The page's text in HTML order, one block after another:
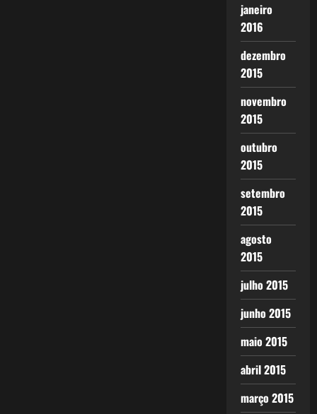
janeiro
2016
dezembro
2015
novembro
2015
outubro
2015
setembro
2015
agosto
2015
julho 2015
junho 2015
maio 2015
abril 2015
março 2015